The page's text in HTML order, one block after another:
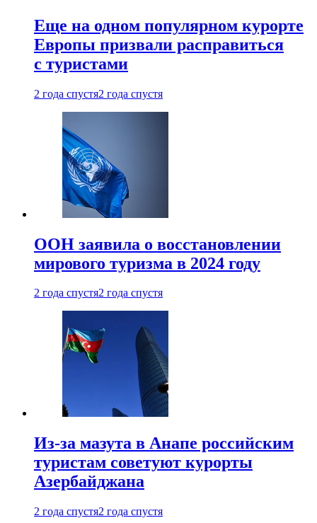
Еще на одном популярном курорте
Европы призвали расправиться
с туристами
2 года спустя2 года спустя
ООН заявила о восстановлении
мирового туризма в 2024 году
2 года спустя2 года спустя
Из-за мазута в Анапе российским
туристам советуют курорты
Азербайджана
2 года спустя2 года спустя